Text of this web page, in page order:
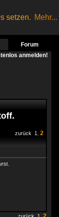
setzen. Mehr...
Forum
anmelden!
zurück 1 2